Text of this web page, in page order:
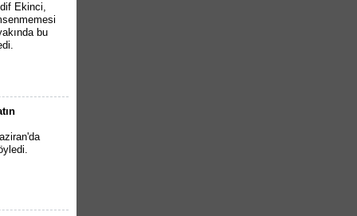
Ekinci,
bu